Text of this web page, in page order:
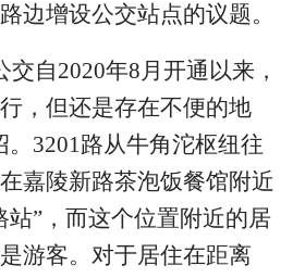
边增设公交站点的议题。
交自2020年8月开通以来，
，但还是存在不便的地
。3201路从牛角沱枢纽往
嘉陵新路茶泡饭餐馆附近
站”，而这个位置附近的居
游客。对于居住在距离